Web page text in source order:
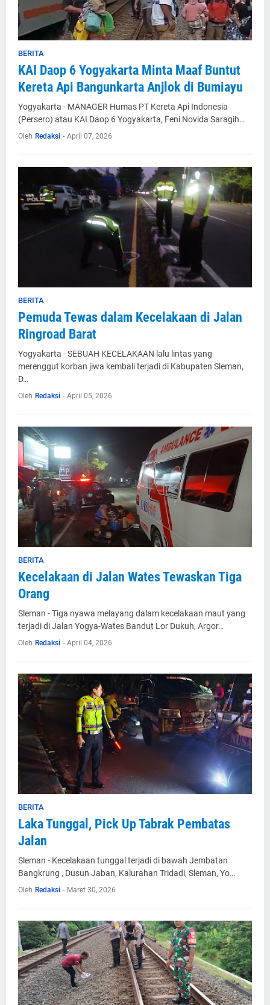
BERITA
KAI Daop 6 Yogyakarta Minta Maaf Buntut
Kereta Api Bangunkarta Anjlok di Bumiayu
Yogyakarta - MANAGER Humas PT Kereta Api Indonesia
(Persero) atau KAI Daop 6 Yogyakarta, Feni Novida Saragih…
Oleh Redaksi - April 07, 2026
BERITA
Pemuda Tewas dalam Kecelakaan di Jalan
Ringroad Barat
Yogyakarta - SEBUAH KECELAKAAN lalu lintas yang
merenggut korban jiwa kembali terjadi di Kabupaten Sleman,
D…
Oleh Redaksi - April 05, 2026
BERITA
Kecelakaan di Jalan Wates Tewaskan Tiga
Orang
Sleman - Tiga nyawa melayang dalam kecelakaan maut yang
terjadi di Jalan Yogya-Wates Bandut Lor Dukuh, Argor…
Oleh Redaksi - April 04, 2026
BERITA
Laka Tunggal, Pick Up Tabrak Pembatas
Jalan
Sleman - Kecelakaan tunggal terjadi di bawah Jembatan
Bangkrung , Dusun Jaban, Kalurahan Tridadi, Sleman, Yo…
Oleh Redaksi - Maret 30, 2026